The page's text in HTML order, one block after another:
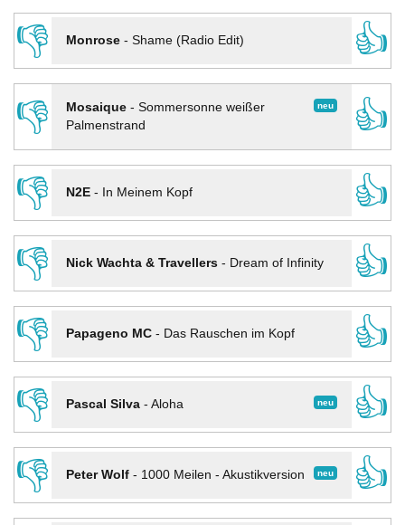
👎
Monrose- Shame (Radio Edit)
👍
👎
neu
Mosaique- Sommersonne weißer
Palmenstrand
👍
👎
N2E- In Meinem Kopf
👍
👎
Nick Wachta & Travellers- Dream of Infinity
👍
👎
Papageno MC- Das Rauschen im Kopf
👍
👎
neu
Pascal Silva- Aloha
👍
👎
neu
Peter Wolf- 1000 Meilen - Akustikversion
👍